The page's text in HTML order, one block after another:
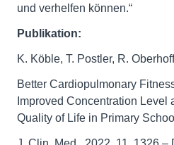
und verhelfen können.“
Publikation:
K. Köble, T. Postler, R.
Better Cardiopulmonary
Improved Concentration Level
Quality of Life in Primary